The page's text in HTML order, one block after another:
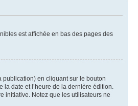
est affichée en bas des pages des
publication) en cliquant sur le bouton
date et l’heure de la dernière édition.
initiative. Notez que les utilisateurs ne